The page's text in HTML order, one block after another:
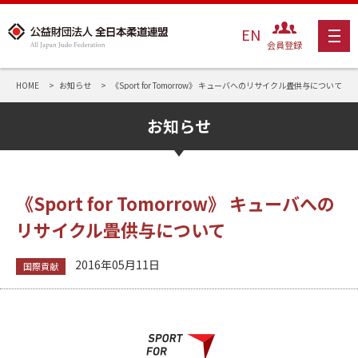
EN 会員登録
HOME お知らせ 《Sport for Tomorrow》 キューバへのリサイクル畳供与について
お知らせ
《Sport for Tomorrow》 キューバへの
リサイクル畳供与について
国際貢献 2016年05月11日